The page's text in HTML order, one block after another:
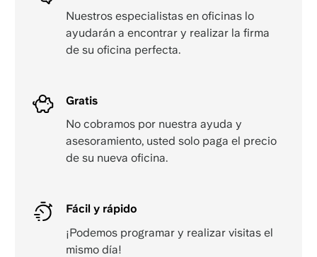
Nuestros especialistas en oficinas lo
ayudarán a encontrar y realizar la firma
de su oficina perfecta.
Gratis
No cobramos por nuestra ayuda y
asesoramiento, usted solo paga el precio
de su nueva oficina.
Fácil y rápido
¡Podemos programar y realizar visitas el
mismo día!